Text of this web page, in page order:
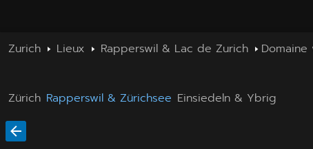
Zurich Lieux Rapperswil & Lac de Zurich Domaine
Zürich Rapperswil & Zürichsee Einsiedeln & Ybrig